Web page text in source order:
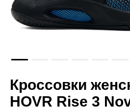
Кроссовки
HOVR Rise 3